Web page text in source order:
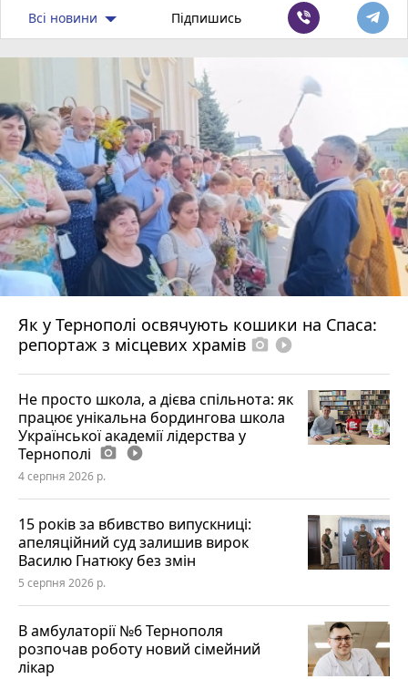
Всі новини Підпишись
Як у Тернополі освячують кошики на Спаса:
репортаж з місцевих храмів photo_camera play_circle_filled
Не просто школа, а дієва спільнота: як
працює унікальна бордингова школа
Української академії лідерства у
Тернополі photo_camera play_circle_filled
4 серпня 2026 р.
15 років за вбивство випускниці:
апеляційний суд залишив вирок
Василю Гнатюку без змін
5 серпня 2026 р.
В амбулаторії №6 Тернополя
розпочав роботу новий сімейний
лікар